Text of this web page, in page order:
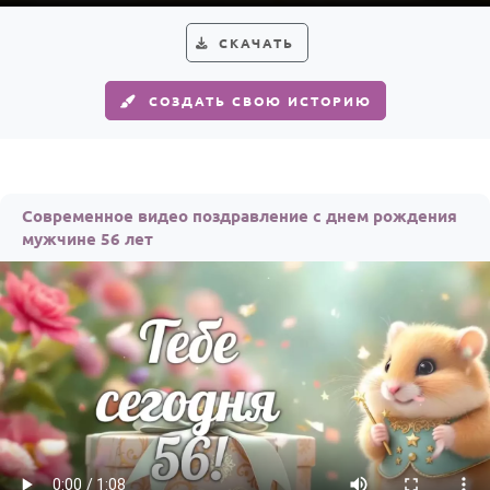
Женщине
Мужчине
Детям
Все родственники
ПЕРСОНАЛЬНЫЕ
Пожелания
По именам
По годам
СКАЧАТЬ
СОЗДАТЬ СВОЮ ИСТОРИЮ
Современное видео поздравление с днем рождения
мужчине 56 лет